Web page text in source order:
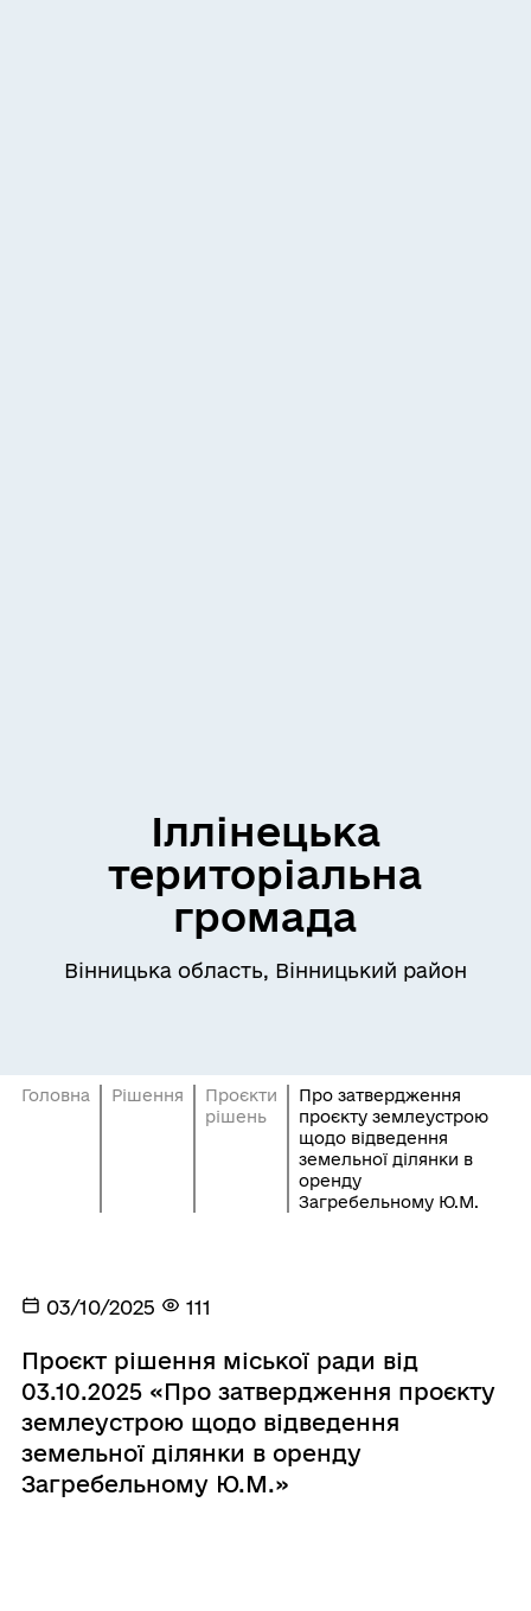
Іллінецька
територіальна
громада
Вінницька область, Вінницький район
Головна Рішення
Проєкти
рішень
Про затвердження
проєкту землеустрою
щодо відведення
земельної ділянки в
оренду
Загребельному Ю.М.
03/10/2025 111
Проєкт рішення міської ради від
03.10.2025 «Про затвердження проєкту
землеустрою щодо відведення
земельної ділянки в оренду
Загребельному Ю.М.»